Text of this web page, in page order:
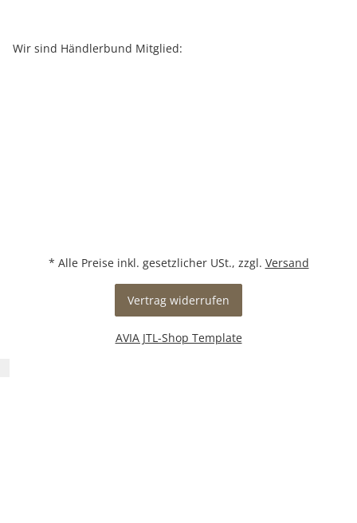
Wir sind Händlerbund Mitglied:
* Alle Preise inkl. gesetzlicher USt., zzgl. Versand
Vertrag widerrufen
AVIA JTL-Shop Template